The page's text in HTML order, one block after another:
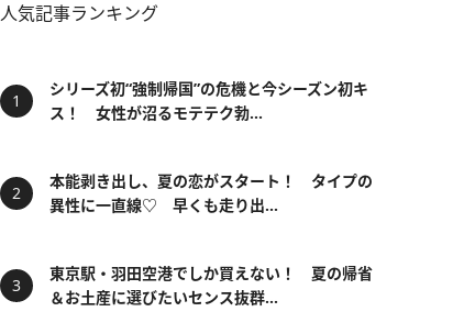
人気記事ランキング
シリーズ初“強制帰国”の危機と今シーズン初キ
ス！ 女性が沼るモテテク勃...
本能剥き出し、夏の恋がスタート！ タイプの
異性に一直線♡ 早くも走り出...
東京駅・羽田空港でしか買えない！ 夏の帰省
＆お土産に選びたいセンス抜群...